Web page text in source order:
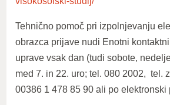
Tehnično pomoč pri izpolnjevanju
obrazca prijave nudi Enotni
uprave vsak dan (tudi sobote,
med 7. in 22. uro; tel. 080 2002, tel.
00386 1 478 85 90 ali po